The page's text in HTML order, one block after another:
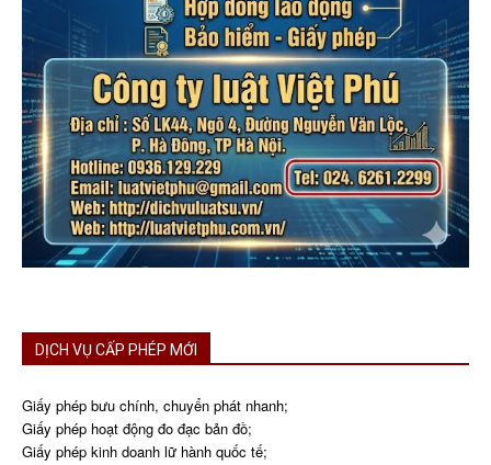
DỊCH VỤ CẤP PHÉP MỚI
Giấy phép bưu chính, chuyển phát nhanh;
Giấy phép hoạt động đo đạc bản đồ;
Giấy phép kinh doanh lữ hành quốc tế;